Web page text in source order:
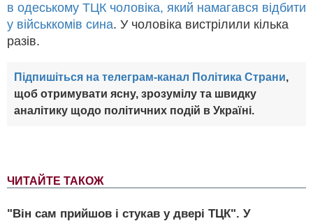
ЧИТАЙТЕ ТАКОЖ
"Він сам прийшов і стукав у двері ТЦК". У
в одеському ТЦК чоловіка, який намагався відбити
у військкомів сина. У чоловіка вистрілили кілька
разів.
Підпишіться на телеграм-канал Політика Страни,
щоб отримувати ясну, зрозумілу та швидку
аналітику щодо політичних подій в Україні.